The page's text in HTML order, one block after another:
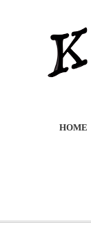
HOME